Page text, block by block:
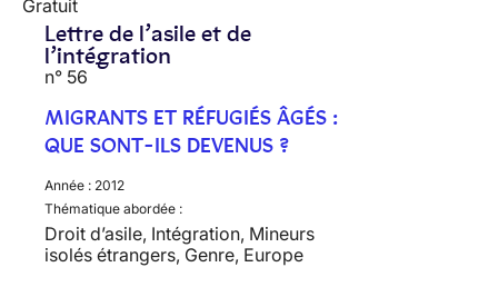
Gratuit
Lettre de l’asile et de
l’intégration
n° 56
MIGRANTS ET RÉFUGIÉS ÂGÉS :
QUE SONT-ILS DEVENUS ?
Année : 2012
Thématique abordée :
Droit d’asile, Intégration, Mineurs
isolés étrangers, Genre, Europe